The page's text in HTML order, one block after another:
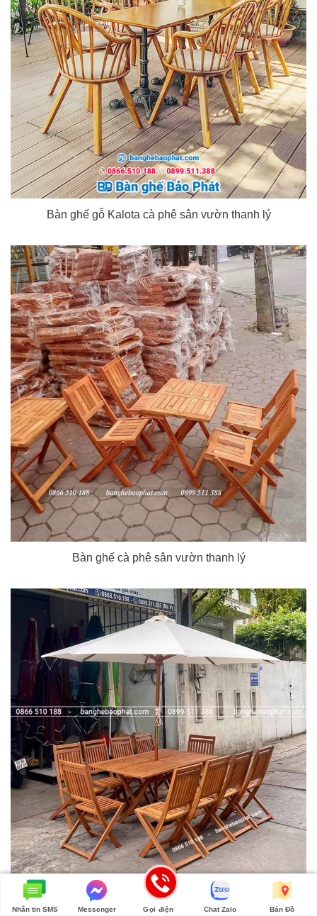
Bàn ghế gỗ Kalota cà phê sân vườn thanh lý
Bàn ghế cà phê sân vườn thanh lý
Bàn ghế cà phê gỗ xếp sân vườn thanh lý
Bản Đồ
Chat Zalo
Gọi điện
Messenger
Nhắn tin SMS